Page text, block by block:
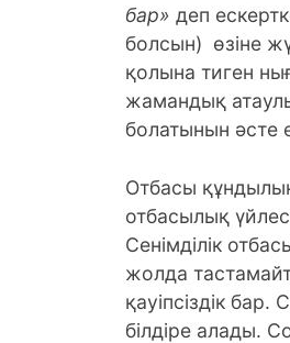
бар» деп
болсын) өзіне
қолына тиген
жамандық
болатынын әсте
Отбасы
отбасылық
Сенімділік
жолда
қауіпсіздік
білдіре алады.